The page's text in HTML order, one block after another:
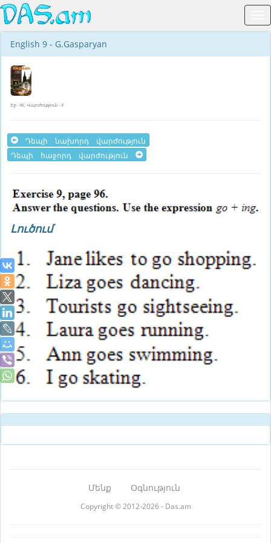
English 9 - G.Gasparyan
Էջ - 96, Վարժություն - 9
Դեպի նախորդ վարժություն
Դեպի հաջորդ վարժություն
Լուծում
Մենք Օգնություն
Copyright © 2012-2026 - Das.am